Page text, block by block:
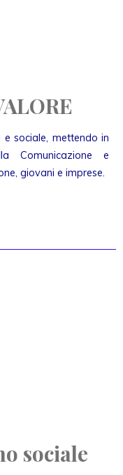
sociale, mettendo in
Comunicazione e
giovani e imprese.
sociale